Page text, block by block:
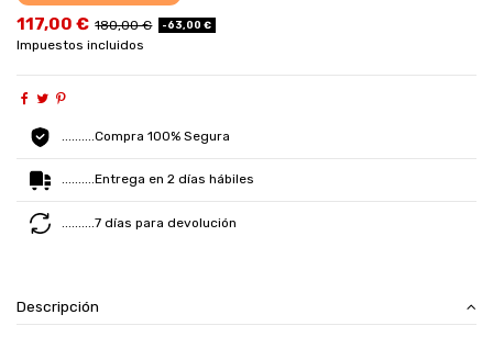
117,00 € 180,00 € -63,00 €
Impuestos incluidos
..........Compra 100% Segura
..........Entrega en 2 días hábiles
..........7 días para devolución
Descripción